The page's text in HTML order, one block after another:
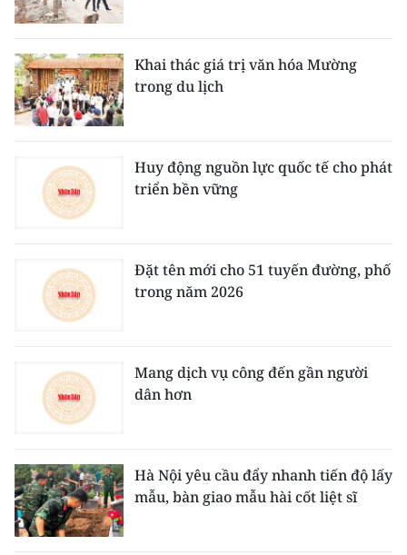
Khai thác giá trị văn hóa Mường
trong du lịch
Huy động nguồn lực quốc tế cho phát
triển bền vững
Đặt tên mới cho 51 tuyến đường, phố
trong năm 2026
Mang dịch vụ công đến gần người
dân hơn
Hà Nội yêu cầu đẩy nhanh tiến độ lấy
mẫu, bàn giao mẫu hài cốt liệt sĩ